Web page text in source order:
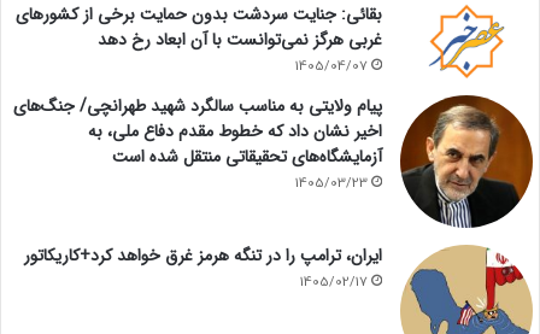
بقائی: جنایت سردشت بدون حمایت برخی از کشورهای
غربی هرگز نمی‌توانست با آن ابعاد رخ دهد
1405/04/07
پیام ولایتی به مناسب سالگرد شهید طهرانچی/ جنگ‌های
اخیر نشان داد که خطوط مقدم دفاع ملی، به
آزمایشگاه‌های تحقیقاتی منتقل شده است
1405/03/23
ایران، ترامپ را در تنگه هرمز غرق خواهد کرد+کاریکاتور
1405/02/17